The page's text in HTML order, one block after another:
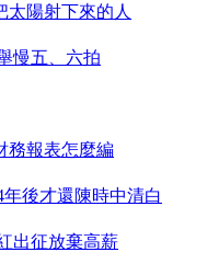
太陽射下來的人
慢五、六拍
務報表怎麼編
後才還陳時中清白
出征放棄高薪